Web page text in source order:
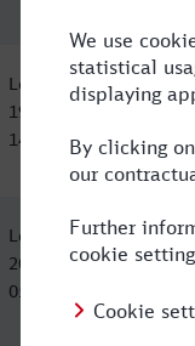
Leipzig Hbf
19.08.26
14:04
Leipzig Hbf
20.08.26
05:04